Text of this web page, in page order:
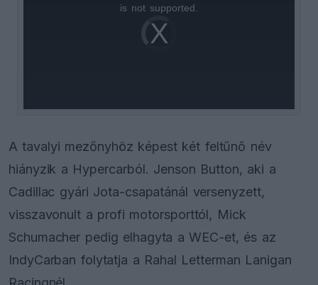
Video
Player
loading.
is not supported.
A tavalyi mezőnyhöz képest két feltűnő név
hiányzik a Hypercarból. Jenson Button, aki a
Cadillac gyári Jota-csapatánál versenyzett,
visszavonult a profi motorsporttól, Mick
Schumacher pedig elhagyta a WEC-et, és az
IndyCarban folytatja a Rahal Letterman Lanigan